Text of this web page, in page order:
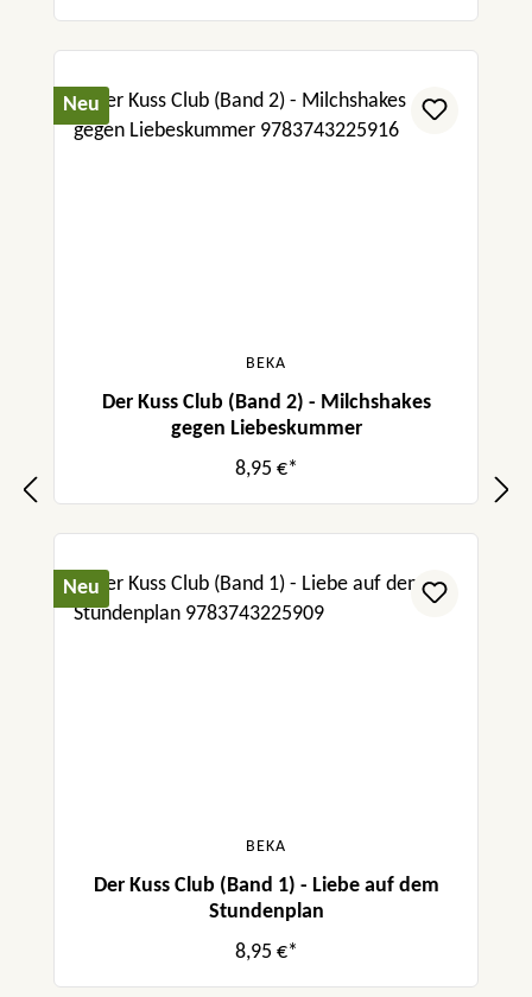
Neu
BEKA
Der Kuss Club (Band 2) - Milchshakes
gegen Liebeskummer
8,95 €*
Neu
BEKA
Der Kuss Club (Band 1) - Liebe auf dem
Stundenplan
8,95 €*